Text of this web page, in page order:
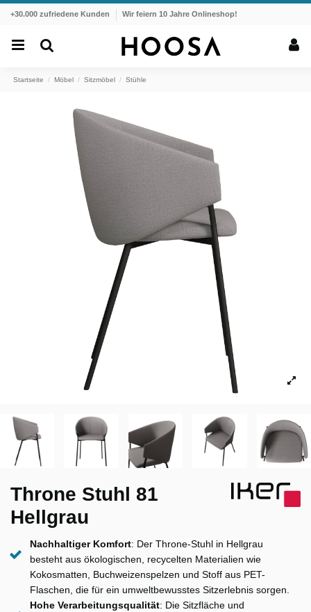
+30.000 zufriedene Kunden Wir feiern 10 Jahre Onlineshop!
Startseite Möbel Sitzmöbel Stühle
Throne Stuhl 81
Hellgrau
Nachhaltiger Komfort: Der Throne-Stuhl in Hellgrau
besteht aus ökologischen, recycelten Materialien wie
Kokosmatten, Buchweizenspelzen und Stoff aus PET-
Flaschen, die für ein umweltbewusstes Sitzerlebnis sorgen.
Hohe Verarbeitungsqualität: Die Sitzfläche und